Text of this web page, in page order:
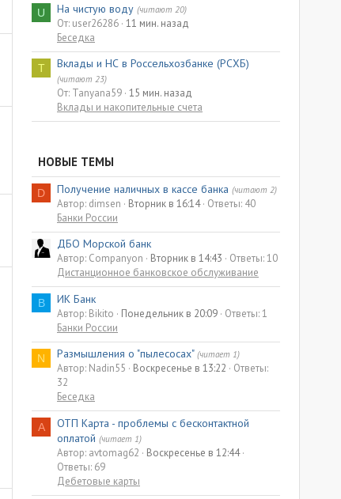
U На чистую воду (читают 20)
От: user26286 11 мин. назад
Беседка
T Вклады и НС в Россельхозбанке (РСХБ)
(читают 23)
От: Tanyana59 15 мин. назад
Вклады и накопительные счета
НОВЫЕ ТЕМЫ
D Получение наличных в кассе банка (читают 2)
Автор: dimsen Вторник в 16:14 Ответы: 40
Банки России
ДБО Морской банк
Автор: Companyon Вторник в 14:43
Ответы: 10
Дистанционное банковское обслуживание
B ИК Банк
Автор: Bikito Понедельник в 20:09 Ответы: 1
Банки России
N Размышления о "пылесосах" (читает 1)
Автор: Nadin55 Воскресенье в 13:22
Ответы:
32
Беседка
A
ОТП Карта - проблемы с бесконтактной
оплатой (читает 1)
Автор: avtomag62
Воскресенье в 12:44
Ответы: 69
Дебетовые карты